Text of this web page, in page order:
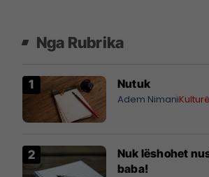
Nga Rubrika
Nutuk
Adem NimaniKulturë
Nuk lëshohet
baba!